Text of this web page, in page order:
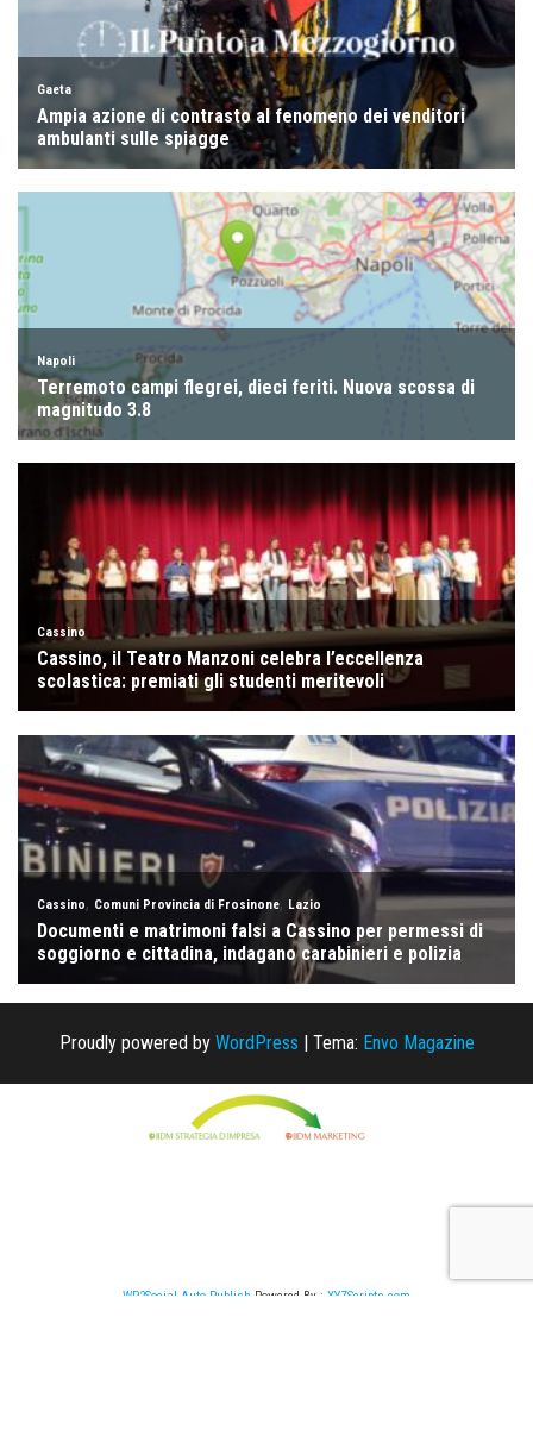
Proudly powered by WordPress | Tema: Envo Magazine
WP2Social Auto Publish Powered By : XYZScripts.com